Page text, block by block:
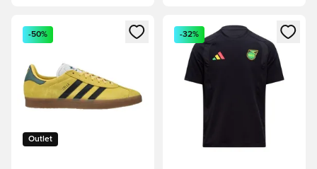
Åbner en Modal til at logge ind eller tilmelde dig som
Outlet
-50%
Åbner en Modal til at logge
-32%